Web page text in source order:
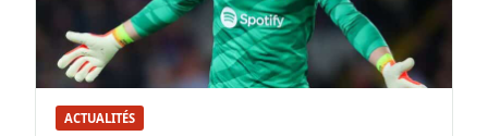
ACTUALITÉS